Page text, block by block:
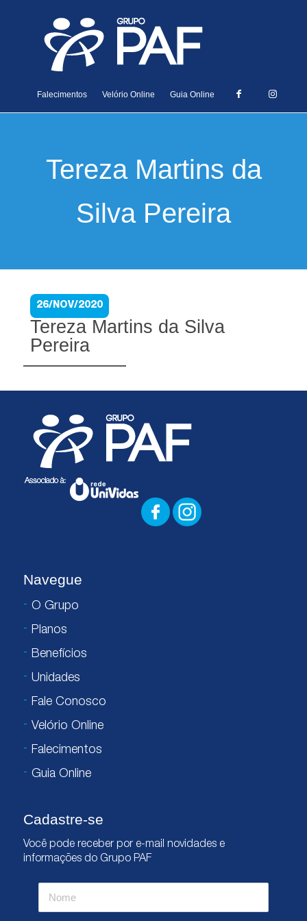
Falecimentos Velório Online Guia Online
Tereza Martins da
Silva Pereira
26/NOV/2020
Tereza Martins da Silva
Pereira
Navegue
O Grupo
Planos
Benefícios
Unidades
Fale Conosco
Velório Online
Falecimentos
Guia Online
Cadastre-se
Você pode receber por e-mail novidades e
informações do Grupo PAF